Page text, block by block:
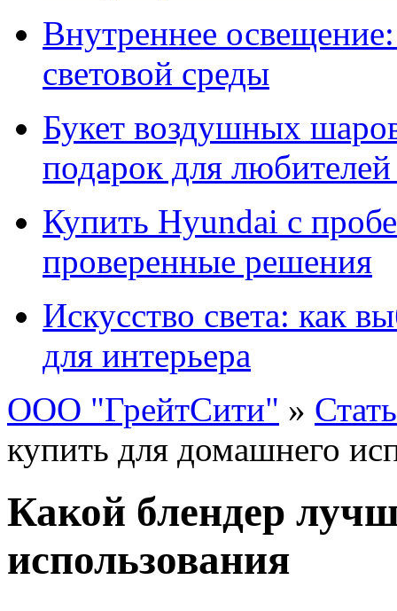
Внутреннее
световой среды
Букет воздушных
подарок для любителей
Купить Hyundai с
проверенные решения
Искусство света: как
для интерьера
ООО "ГрейтСити" »
купить для домашнего
Какой блендер
использования